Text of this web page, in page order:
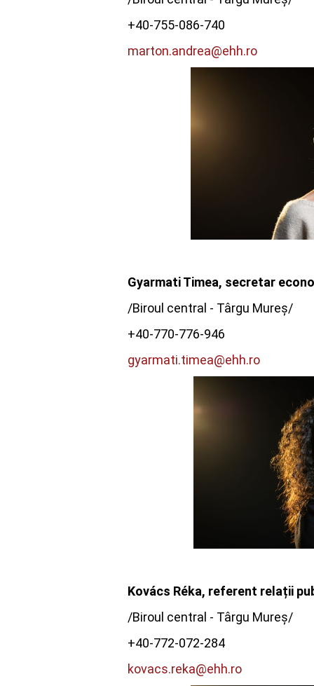
+40-755-086-740
marton.andrea@ehh.ro
Gyarmati Timea, secretar
/Biroul central - Târgu Mureș/
+40-770-776-946
gyarmati.timea@ehh.ro
Kovács Réka, referent relații
/Biroul central - Târgu Mureș/
+40-772-072-284
kovacs.reka@ehh.ro